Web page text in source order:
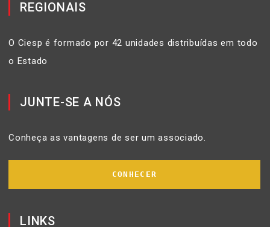
REGIONAIS
O Ciesp é formado por 42 unidades distribuídas em todo
o Estado
JUNTE-SE A NÓS
Conheça as vantagens de ser um associado.
CONHECER
LINKS